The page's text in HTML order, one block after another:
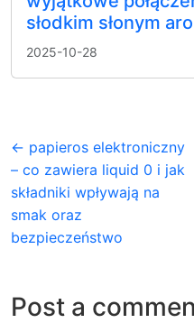
słodkim słonym
2025-10-28
← papieros elektroniczny
– co zawiera liquid 0 i jak
składniki wpływają na
smak oraz
bezpieczeństwo
Post a